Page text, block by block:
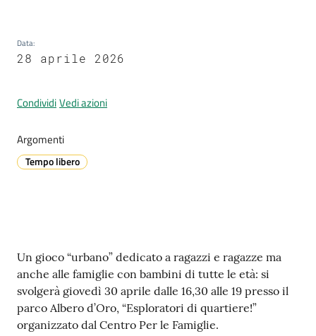
l
e
a
e
t
i
s
i
t
S
Data:
28 aprile 2026
CondividiVedi azioni
Argomenti
Tempo libero
Contenuto
Un gioco “urbano” dedicato a ragazzi e ragazze ma
anche alle famiglie con bambini di tutte le età: si
svolgerà giovedì 30 aprile dalle 16,30 alle 19 presso il
parco Albero d’Oro, “Esploratori di quartiere!”
organizzato dal Centro Per le Famiglie.